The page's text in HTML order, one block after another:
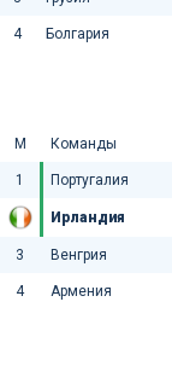
4 Болгария
М Команды
1 Португалия
Ирландия
3 Венгрия
4 Армения